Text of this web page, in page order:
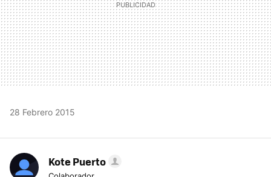
28 Febrero 2015
Kote Puerto